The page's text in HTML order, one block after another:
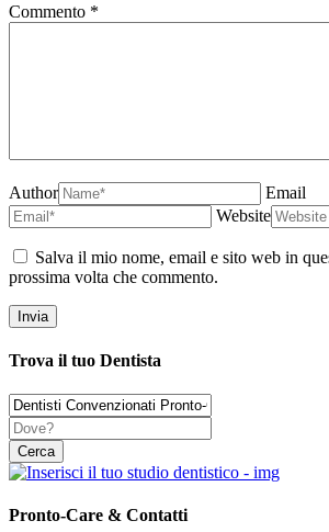
Commento *
Author
Email
Website
Salva il mio nome, email e sito web in
prossima volta che commento.
Trova il tuo Dentista
Pronto-Care & Contatti